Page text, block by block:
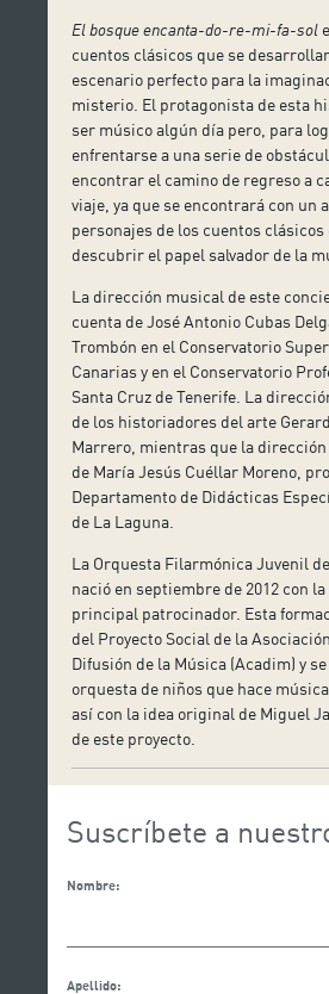
El bosque encanta-do-re-mi-fa-sol
cuentos clásicos que se
escenario perfecto para la
misterio. El protagonista de esta
ser músico algún día pero, para
enfrentarse a una serie de
encontrar el camino de regreso a
viaje, ya que se encontrará con un
personajes de los cuentos
descubrir el papel salvador de la
La dirección musical de este
cuenta de José Antonio Cubas
Trombón en el Conservatorio
Canarias y en el Conservatorio
Santa Cruz de Tenerife. La
de los historiadores del arte
Marrero, mientras que la
de María Jesús Cuéllar Moreno,
Departamento de Didácticas
de La Laguna.
La Orquesta Filarmónica Juvenil
nació en septiembre de 2012 con
principal patrocinador. Esta
del Proyecto Social de la
Difusión de la Música (Acadim) y
orquesta de niños que hace
así con la idea original de Miguel
de este proyecto.
Suscríbete a
Nombre:
Apellido: